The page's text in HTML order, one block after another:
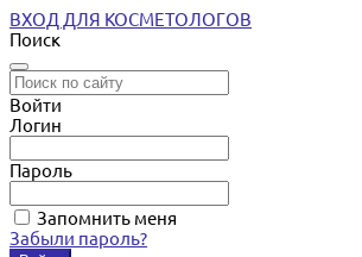
ВХОД ДЛЯ КОСМЕТОЛОГОВ
Поиск
Войти
Логин
Пароль
Запомнить меня
Забыли пароль?